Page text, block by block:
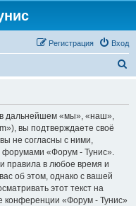
Вход
Регистрация
дальнейшем «мы», «наш»,
вы подтверждаете своё
не согласны с ними,
форумами «Форум - Тунис».
правила в любое время и
об этом, однако с вашей
этот текст на
конференции «Форум - Тунис»